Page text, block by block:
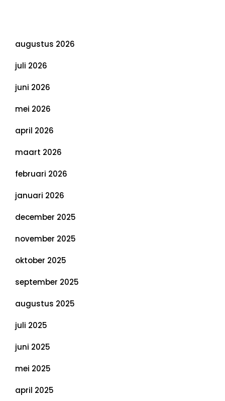
augustus 2026
juli 2026
juni 2026
mei 2026
april 2026
maart 2026
februari 2026
januari 2026
december 2025
november 2025
oktober 2025
september 2025
augustus 2025
juli 2025
juni 2025
mei 2025
april 2025